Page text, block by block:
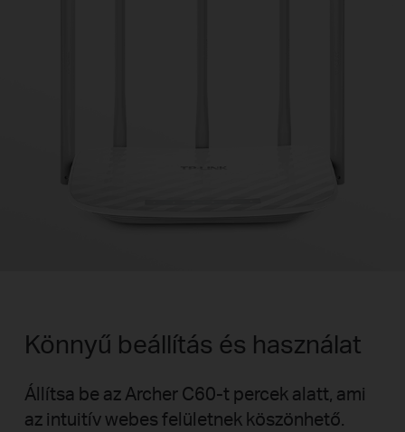
Könnyű beállítás és használat
Állítsa be az Archer C60-t percek alatt, ami
az intuitív webes felületnek köszönhető.